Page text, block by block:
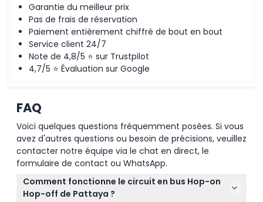
Garantie du meilleur prix
Pas de frais de réservation
Paiement entièrement chiffré de bout en bout
Service client 24/7
Note de 4,8/5 ⭐ sur Trustpilot
4,7/5 ⭐ Évaluation sur Google
FAQ
Voici quelques questions fréquemment posées. Si vous
avez d'autres questions ou besoin de précisions, veuillez
contacter notre équipe via le chat en direct, le
formulaire de contact ou WhatsApp.
Comment fonctionne le circuit en bus Hop-on
Hop-off de Pattaya ?